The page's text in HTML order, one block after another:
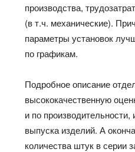
производства,
(в т.ч. механические).
параметры установок
по графикам.
Подробное описание
высококачественную
и по
выпуска изделий. А
количества штук в серии